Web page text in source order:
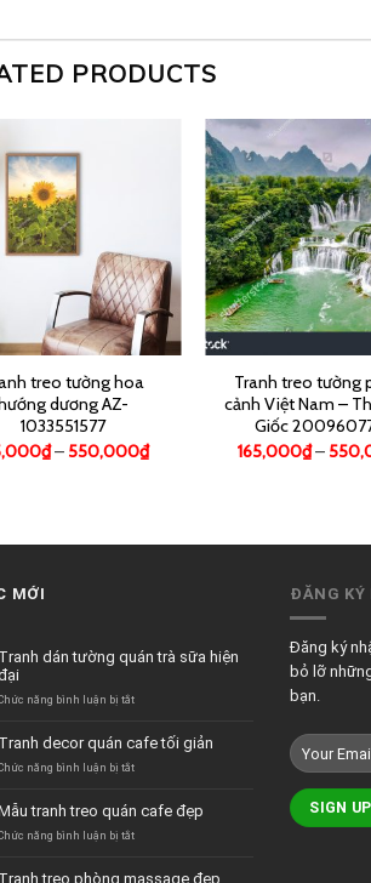
PRODUCTS
treo tường hoa
hướng dương AZ-
1033551577
₫– 550,000₫
Tranh treo tường
cảnh Việt Nam –
Giốc
165,000₫–
MỚI
Tranh dán tường quán trà sữa hiện
năng bình luận bị tắtở
tường
quán
hiện
đại
Tranh decor quán cafe tối giản
năng bình luận bị tắtở
quán
cafe
tranh treo quán cafe đẹp
năng bình luận bị tắtở
Tranh treo phòng massage đẹp
ĐĂNG KÝ
Đăng ký
bỏ lỡ
bạn.